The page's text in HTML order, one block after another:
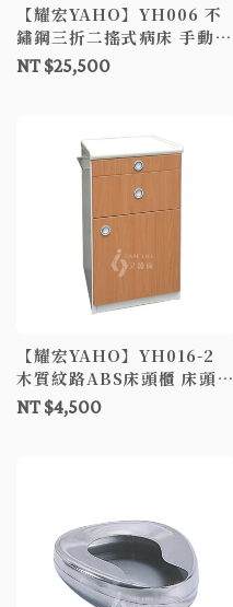
【耀宏YAHO】YH006 不
鏽鋼三折二搖式病床 手動病
床 搖式病床
NT $25,500
【耀宏YAHO】YH016-2
木質紋路ABS床頭櫃 床頭櫃
醫院床頭櫃
NT $4,500